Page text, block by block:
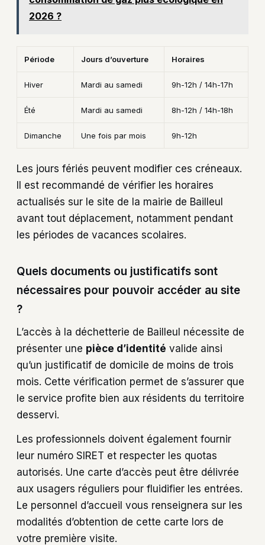
2026 ?
Période Jours d’ouverture Horaires
Hiver Mardi au samedi 9h-12h / 14h-17h
Été Mardi au samedi 8h-12h / 14h-18h
Dimanche Une fois par mois 9h-12h
Les jours fériés peuvent modifier ces créneaux.
Il est recommandé de vérifier les horaires
actualisés sur le site de la mairie de Bailleul
avant tout déplacement, notamment pendant
les périodes de vacances scolaires.
Quels documents ou justificatifs sont
nécessaires pour pouvoir accéder au site
?
L’accès à la déchetterie de Bailleul nécessite de
présenter une pièce d’identité valide ainsi
qu’un justificatif de domicile de moins de trois
mois. Cette vérification permet de s’assurer que
le service profite bien aux résidents du territoire
desservi.
Les professionnels doivent également fournir
leur numéro SIRET et respecter les quotas
autorisés. Une carte d’accès peut être délivrée
aux usagers réguliers pour fluidifier les entrées.
Le personnel d’accueil vous renseignera sur les
modalités d’obtention de cette carte lors de
votre première visite.